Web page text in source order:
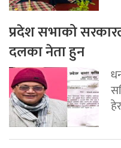
प्रदेश सभाको
दलका नेता हुन